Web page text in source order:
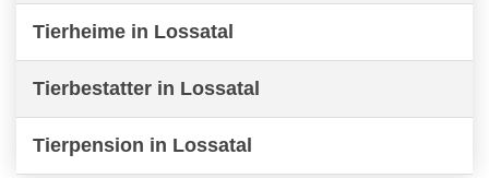
Tierheime in Lossatal
Tierbestatter in Lossatal
Tierpension in Lossatal